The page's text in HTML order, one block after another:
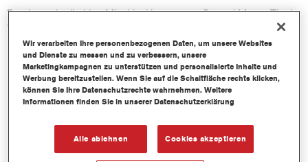
Das lösemittelhaltige Mischlackkonzentrat Centari MasterTint ist
Teil des Centari Decklack- und Basislack-Systems.
Produktmerkmale
Unverwechselbares, Vielseitiges und einfach zu
handhabenes Reparaturlacksystem.
Ein Mischbanksystem liefert alle lösemittelbasierenden
Lackqualitäten-medium - und high Solid Decklacke und
Basislacke.
Schnelle Bestandskontrolle.
Wir verarbeiten Ihre personenbezogenen Daten, um unsere Websites
und Dienste zu messen und zu verbessern, unsere
Marketingkampagnen zu unterstützen und personalisierte Inhalte und
Werbung bereitzustellen. Wenn Sie auf die Schaltfläche rechts klicken,
können Sie Ihre Datenschutzrechte wahrnehmen. Weitere
Informationen finden Sie in unserer Datenschutzerklärung
Alle ablehnen Cookies akzeptieren